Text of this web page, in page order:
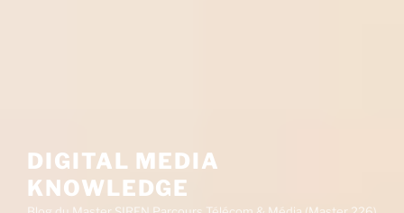
DIGITAL MEDIA
KNOWLEDGE